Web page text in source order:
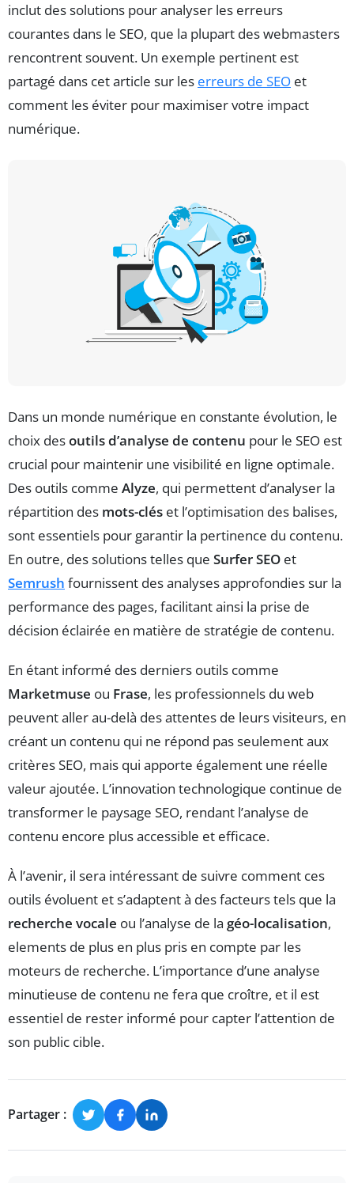
inclut des solutions pour analyser les erreurs
courantes dans le SEO, que la plupart des webmasters
rencontrent souvent. Un exemple pertinent est
partagé dans cet article sur les erreurs de SEO et
comment les éviter pour maximiser votre impact
numérique.
Dans un monde numérique en constante évolution, le
choix desoutils d’analyse de contenu pour le SEO est
crucial pour maintenir une visibilité en ligne optimale.
Des outils comme Alyze, qui permettent d’analyser la
répartition des mots-clés et l’optimisation des balises,
sont essentiels pour garantir la pertinence du contenu.
En outre, des solutions telles que Surfer SEO et
Semrush fournissent des analyses approfondies sur la
performance des pages, facilitant ainsi la prise de
décision éclairée en matière de stratégie de contenu.
En étant informé des derniers outils comme
Marketmuse ou Frase, les professionnels du web
peuvent aller au-delà des attentes de leurs visiteurs, en
créant un contenu qui ne répond pas seulement aux
critères SEO, mais qui apporte également une réelle
valeur ajoutée. L’innovation technologique continue de
transformer le paysage SEO, rendant l’analyse de
contenu encore plus accessible et efficace.
À l’avenir, il sera intéressant de suivre comment ces
outils évoluent et s’adaptent à des facteurs tels que la
recherche vocale ou l’analyse de la géo-localisation,
elements de plus en plus pris en compte par les
moteurs de recherche. L’importance d’une analyse
minutieuse de contenu ne fera que croître, et il est
essentiel de rester informé pour capter l’attention de
son public cible.
Partager :